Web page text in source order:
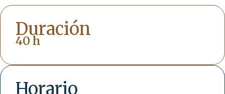
Duración
40 h
Horario